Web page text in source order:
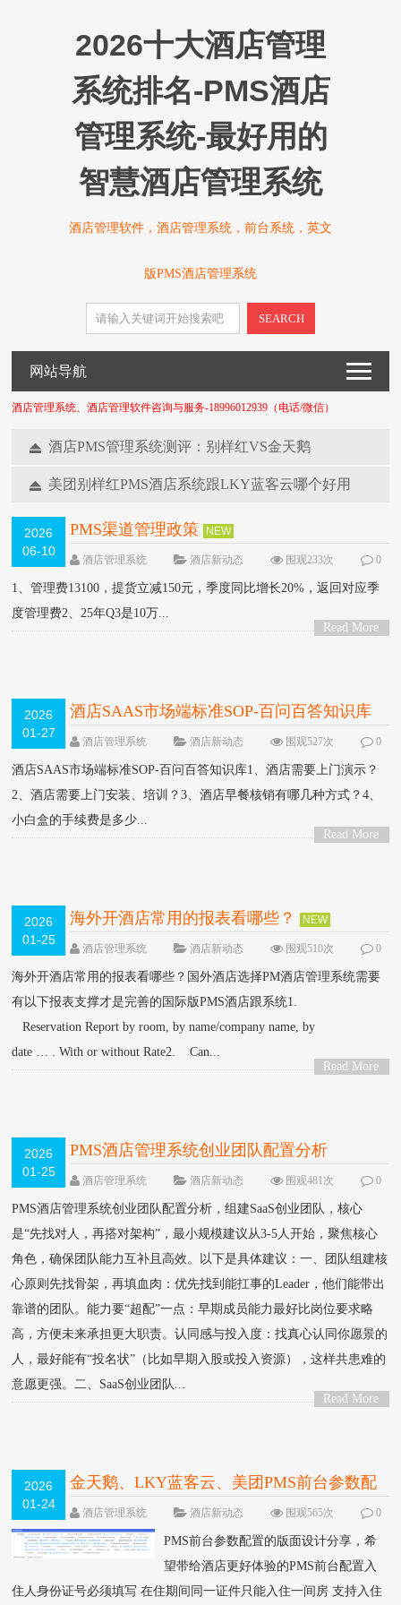
2026十大酒店管理
系统排名-PMS酒店
管理系统-最好用的
智慧酒店管理系统
酒店管理软件，酒店管理系统，前台系统，英文
版PMS酒店管理系统
SEARCH
网站导航
酒店管理系统、酒店管理软件咨询与服务-18996012939（电话/微信）
酒店PMS管理系统测评：别样红VS金天鹅
2024-01-09
美团别样红PMS酒店系统跟LKY蓝客云哪个好用
2025-03-30
2026
06-10
PMS渠道管理政策 NEW
酒店管理系统 酒店新动态 围观233次
0
1、管理费13100，提货立减150元，季度同比增长20%，返回对应季
度管理费2、25年Q3是10万...
Read More
2026
01-27
酒店SAAS市场端标准SOP-百问百答知识库
NEW
酒店管理系统 酒店新动态 围观527次
0
酒店SAAS市场端标准SOP-百问百答知识库1、酒店需要上门演示？
2、酒店需要上门安装、培训？3、酒店早餐核销有哪几种方式？4、
小白盒的手续费是多少...
Read More
2026
01-25
海外开酒店常用的报表看哪些？ NEW
酒店管理系统 酒店新动态 围观510次
0
海外开酒店常用的报表看哪些？国外酒店选择PM酒店管理系统需要
有以下报表支撑才是完善的国际版PMS酒店跟系统1.
Reservation Report by room, by name/company name, by
date … . With or without Rate2. Can...
Read More
2026
01-25
PMS酒店管理系统创业团队配置分析
酒店管理系统 酒店新动态 围观481次
0
PMS酒店管理系统创业团队配置分析，组建SaaS创业团队，核心
是“先找对人，再搭对架构”，最小规模建议从‌3-5人‌开始，聚焦核心
角色，确保团队能力互补且高效。以下是具体建议：一、团队组建核
心原则‌先找骨架，再填血肉‌：优先找到能扛事的Leader，他们能带出
靠谱的团队。‌能力要“超配”一点‌：早期成员能力最好比岗位要求略
高，方便未来承担更大职责。‌认同感与投入度‌：找真心认同你愿景的
人，最好能有“投名状”（比如早期入股或投入资源），这样共患难的
意愿更强。二、SaaS创业团队...
Read More
2026
01-24
金天鹅、LKY蓝客云、美团PMS前台参数配
置的版面设计分享
酒店管理系统 酒店新动态 围观565次
0
条评论
PMS前台参数配置的版面设计分享，希
望带给酒店更好体验的PMS前台配置入
住人身份证号必须填写 在住期间同一证件只能入住一间房 支持入住